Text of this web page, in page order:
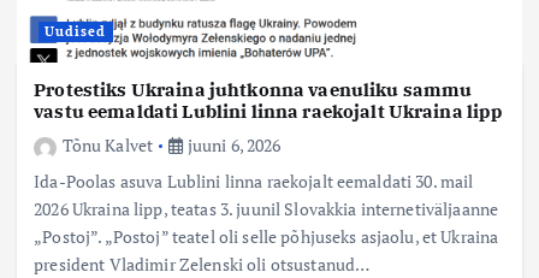
Uudised
Protestiks Ukraina juhtkonna vaenuliku sammu
vastu eemaldati Lublini linna raekojalt Ukraina lipp
Tõnu Kalvet
juuni 6, 2026
Ida-Poolas asuva Lublini linna raekojalt eemaldati 30. mail
2026 Ukraina lipp, teatas 3. juunil Slovakkia internetiväljaanne
„Postoj”. „Postoj” teatel oli selle põhjuseks asjaolu, et Ukraina
president Vladimir Zelenski oli otsustanud…